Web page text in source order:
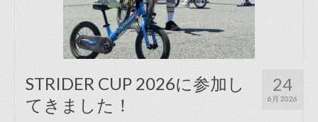
24
6月 2026
STRIDER CUP 2026に参加し
てきました！